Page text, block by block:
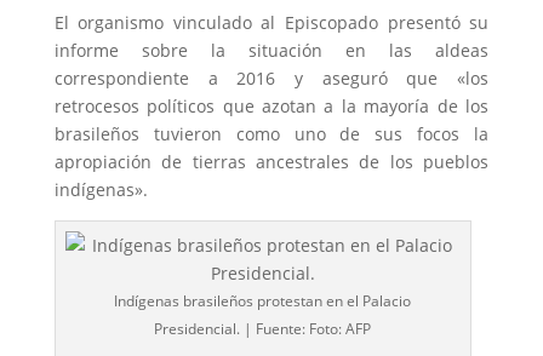
El organismo vinculado al Episcopado presentó su
informe sobre la situación en las aldeas
correspondiente a 2016 y aseguró que «los
retrocesos políticos que azotan a la mayoría de los
brasileños tuvieron como uno de sus focos la
apropiación de tierras ancestrales de los pueblos
indígenas».
Indígenas brasileños protestan en el Palacio
Presidencial. | Fuente: Foto: AFP